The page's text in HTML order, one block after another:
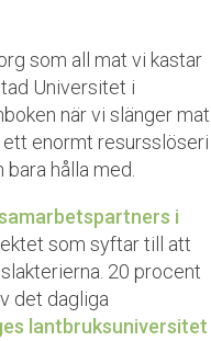
som all mat vi kastar
Universitet i
när vi slänger mat
ett enormt resursslöseri
hålla med.
i
som syftar till att
20 procent
det dagliga
lantbruksuniversitet